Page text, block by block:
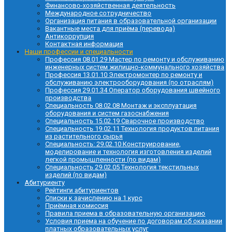
Финансово-хозяйственная деятельность
Международное сотрудничество
Организация питания в образовательной организации
Вакантные места для приёма (перевода)
Антикоррупция
Контактная информация
Наши профессии и специальности
Профессия 08.01.29 Мастер по ремонту и обслуживанию
инженерных систем жилищно-коммунального хозяйства
Профессия 13.01.10 Электромонтер по ремонту и
обслуживанию электрооборудования (по отраслям)
Профессия 29.01.34 Оператор оборудования швейного
производства
Специальность 08.02.08 Монтаж и эксплуатация
оборудования и систем газоснабжения
Специальность 15.02.19 Сварочное производство
Специальность 19.02.11 Технология продуктов питания
из растительного сырья
Специальность: 29.02.10 Конструирование,
моделирование и технология изготовления изделий
легкой промышленности (по видам)
Специальность 29.02.05 Технология текстильных
изделий (по видам)
Абитуриенту
Рейтинги абитуриентов
Списки к зачислению на 1 курс
Приёмная комиссия
Правила приема в образовательную организацию
Условия приема на обучение по договорам об оказании
платных образовательных услуг